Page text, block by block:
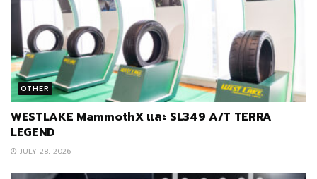
OTHER
WESTLAKE MammothX และ SL349 A/T TERRA
LEGEND
JULY 28, 2026